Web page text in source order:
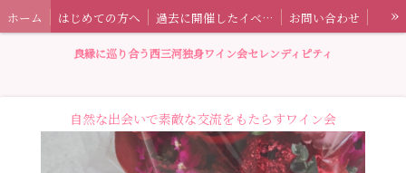
ホーム はじめての方へ 過去に開催したイベント情報
お問い合わせ
セレンディピティとは
特定商取引法に基づく表記 ワイン会ブログ
»
良縁に巡り合う西三河独身ワイン会セレンディピティ
自然な出会いで素敵な交流をもたらすワイン会